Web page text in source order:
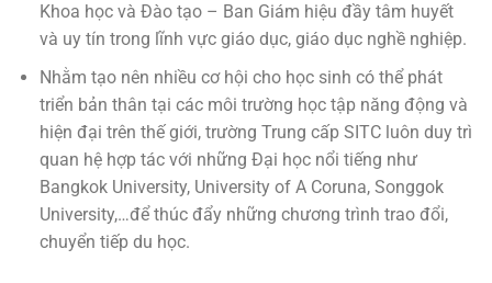
Khoa học và Đào tạo – Ban Giám hiệu đầy tâm huyết
và uy tín trong lĩnh vực giáo dục, giáo dục nghề nghiệp.
Nhằm tạo nên nhiều cơ hội cho học sinh có thể phát
triển bản thân tại các môi trường học tập năng động và
hiện đại trên thế giới, trường Trung cấp SITC luôn duy trì
quan hệ hợp tác với những Đại học nổi tiếng như
Bangkok University, University of A Coruna, Songgok
University,…để thúc đẩy những chương trình trao đổi,
chuyển tiếp du học.